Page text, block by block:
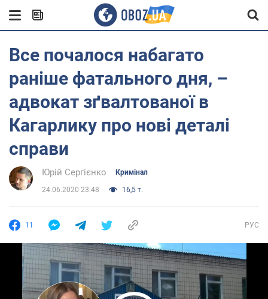
Все почалося набагато
раніше фатального дня, –
адвокат зґвалтованої в
Кагарлику про нові деталі
справи
Юрій Сергієнко Кримінал
24.06.2020 23:48 16,5 т.
11 РУС